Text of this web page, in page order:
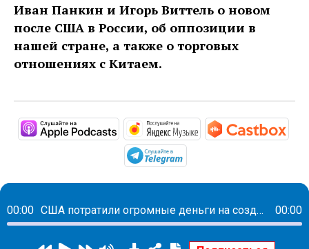
Иван Панкин и Игорь Виттель о новом
после США в России, об оппозиции в
нашей стране, а также о торговых
отношениях с Китаем.
https://podcasts.apple.com/ru/
https://
00:00 США потратили огромные деньги на создание оппозиции в России, но сделать им этого не удалось 00:00